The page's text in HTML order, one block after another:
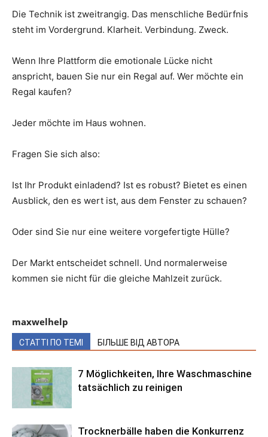
Die Technik ist zweitrangig. Das menschliche Bedürfnis
steht im Vordergrund. Klarheit. Verbindung. Zweck.
Wenn Ihre Plattform die emotionale Lücke nicht
anspricht, bauen Sie nur ein Regal auf. Wer möchte ein
Regal kaufen?
Jeder möchte im Haus wohnen.
Fragen Sie sich also:
Ist Ihr Produkt einladend? Ist es robust? Bietet es einen
Ausblick, den es wert ist, aus dem Fenster zu schauen?
Oder sind Sie nur eine weitere vorgefertigte Hülle?
Der Markt entscheidet schnell. Und normalerweise
kommen sie nicht für die gleiche Mahlzeit zurück.
maxwelhelp
СТАТТІ ПО ТЕМІ БІЛЬШЕ ВІД АВТОРА
7 Möglichkeiten, Ihre Waschmaschine
tatsächlich zu reinigen
Trocknerbälle haben die Konkurrenz